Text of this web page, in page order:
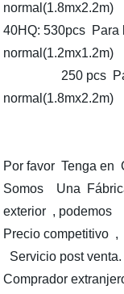
normal(1.8mx2.2m)
40HQ: 530pcs
normal(1.2mx1.2m)
250 pcs Para
normal(1.8mx2.2m)
Por favor Tenga en
Somos Una
exterior ,
Precio competitivo
Servicio post
Comprador